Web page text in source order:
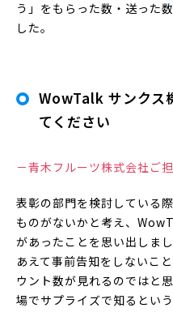
う」をもらった数・送った
した。
WowTalk サンクス
てください
－青木フルーツ株式会社ご
表彰の部門を検討している
ものがないかと考え、
があったことを思い出しまし
あえて事前告知をしないこ
ウント数が見れるのではと
場でサプライズで知るという